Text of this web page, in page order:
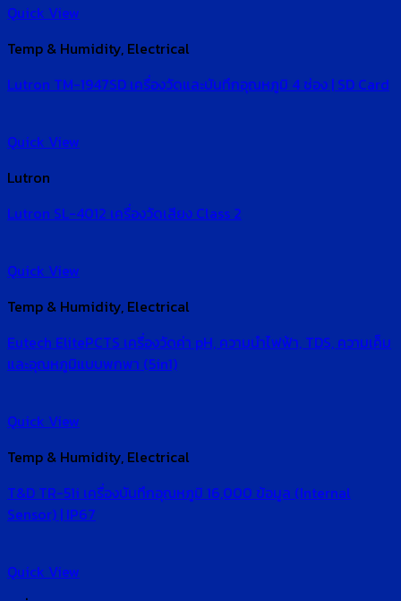
Quick View
Temp & Humidity, Electrical
Lutron TM-1947SD เครื่องวัดและบันทึกอุณหภูมิ 4 ช่อง | SD Card
Quick View
Lutron
Lutron SL-4012 เครื่องวัดเสียง Class 2
Quick View
Temp & Humidity, Electrical
Eutech ElitePCTS เครื่องวัดค่า pH, ความนำไฟฟ้า, TDS, ความเค็ม
และอุณหภูมิแบบพกพา (5in1)
Quick View
Temp & Humidity, Electrical
T&D TR-51i เครื่องบันทึกอุณหภูมิ 16,000 ข้อมูล (Internal
Sensor) | IP67
Quick View